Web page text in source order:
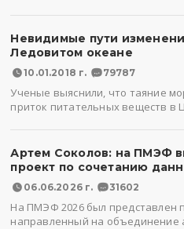
Невидимые пути
Ледовитом океане
10.01.2018 г. 79787
Ученые выяснили, что таяние
приток питательных веществ в
Артем Соколов: на ПМЭФ
проект по сочетанию
06.06.2026 г. 31602
На ПМЭФ 2026 был представлен
направленный на объединение